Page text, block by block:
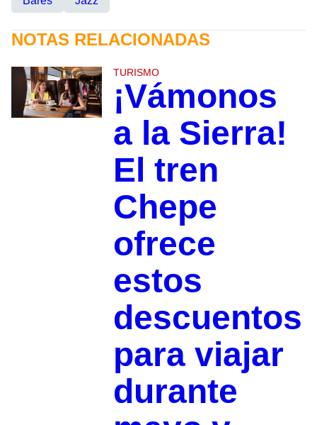
NOTAS RELACIONADAS
TURISMO
¡Vámonos
a la Sierra!
El tren
Chepe
ofrece
estos
descuentos
para viajar
durante